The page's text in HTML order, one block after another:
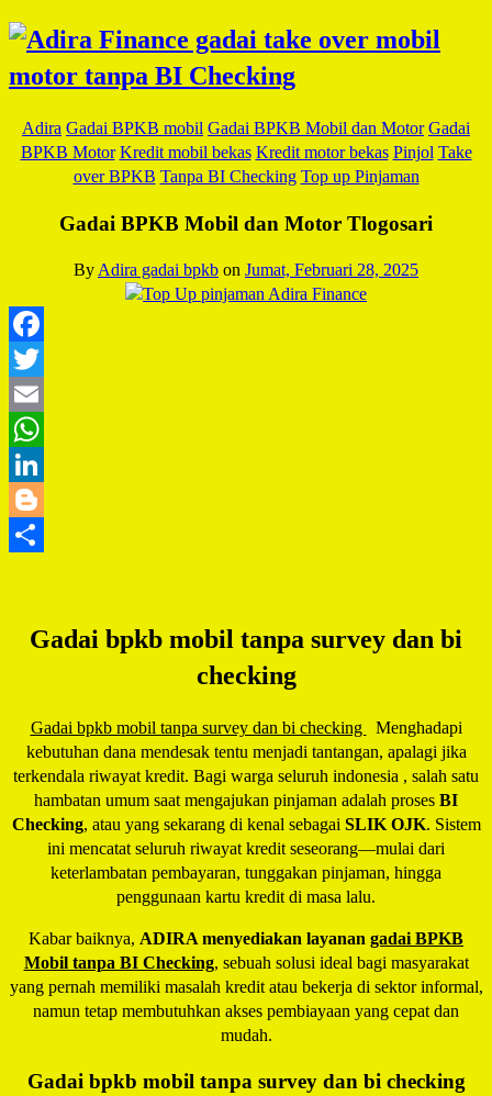
Adira Gadai BPKB mobil Gadai BPKB Mobil dan Motor Gadai
BPKB Motor Kredit mobil bekas Kredit motor bekas Pinjol Take
over BPKB Tanpa BI Checking Top up Pinjaman
Gadai BPKB Mobil dan Motor Tlogosari
By Adira gadai bpkb on Jumat, Februari 28, 2025
Gadai bpkb mobil tanpa survey dan bi
checking
Gadai bpkb mobil tanpa survey dan bi checking
Menghadapi
kebutuhan dana mendesak tentu menjadi tantangan, apalagi jika
terkendala riwayat kredit. Bagi warga seluruh indonesia , salah satu
hambatan umum saat mengajukan pinjaman adalah proses BI
Checking, atau yang sekarang di kenal sebagai SLIK OJK. Sistem
ini mencatat seluruh riwayat kredit seseorang—mulai dari
keterlambatan pembayaran, tunggakan pinjaman, hingga
penggunaan kartu kredit di masa lalu.
Kabar baiknya, ADIRA menyediakan layanan gadai BPKB
Mobil tanpa BI Checking, sebuah solusi ideal bagi masyarakat
yang pernah memiliki masalah kredit atau bekerja di sektor informal,
namun tetap membutuhkan akses pembiayaan yang cepat dan
mudah.
Gadai bpkb mobil tanpa survey dan bi checking